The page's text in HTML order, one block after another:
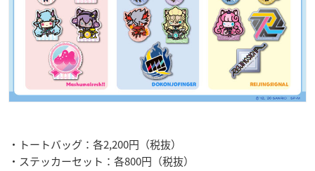
・トートバッグ：各2,200円（税抜）
・ステッカーセット：各800円（税抜）